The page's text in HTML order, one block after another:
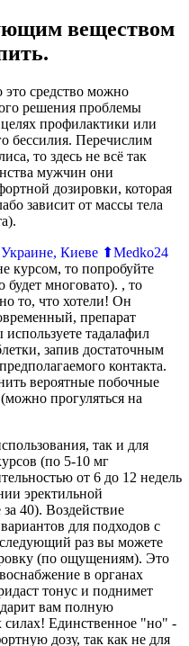
веществом
средство можно
решения проблемы
профилактики или
бессилия. Перечислим
то здесь не всё так
мужчин они
дозировки, которая
зависит от массы тела
курсом, то попробуйте
многовато). , то
то, что хотели! Он
препарат
тадалафил
запив достаточным
контакта.
вероятные побочные
прогуляться на
так и для
(по 5-10 мг
от 6 до 12 недель
эректильной
40). Воздействие
для подходов с
раз вы можете
(по ощущениям). Это
в органах
тонус и поднимет
вам полную
силах! Единственное "но" -
дозу, так как не для